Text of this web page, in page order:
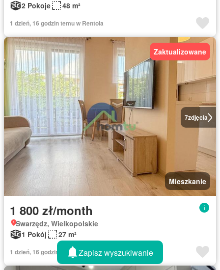
2 Pokoje
48 m²
1 dzień, 16 godzin temu w Rentola
7zdjęcia
Zaktualizowane
Mieszkanie
1 800 zł/month
Swarzędz, Wielkopolskie
1 Pokój
27 m²
1 dzień, 16 godzin temu w RentolaZapisz wyszukiwanie